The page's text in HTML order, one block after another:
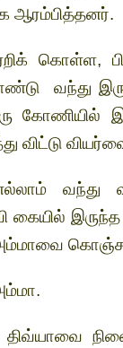
ஆரம்பித்தனர்.
ஏறிக்
வந்து
விட்டு
வந்து
இருந்த